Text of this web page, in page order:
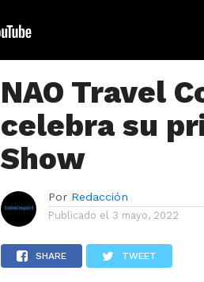
NAO Travel
celebra su
Show
Por Redacción
Publicado el 3 mayo, 2022
SHARE TWEET